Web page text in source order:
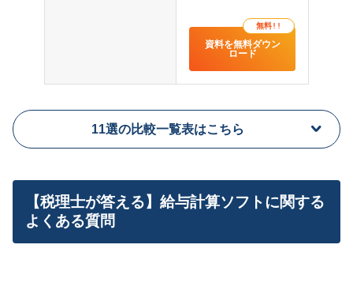
無料!!
資料を無料ダウン
ロード
11選の比較一覧表はこちら
【税理士が答える】給与計算ソフトに関する
よくある質問